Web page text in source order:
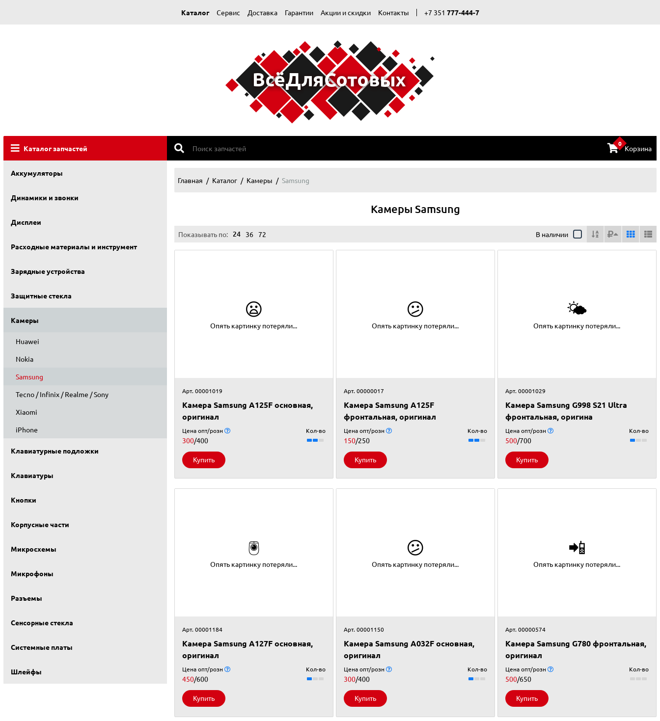
Каталог Сервис Доставка Гарантии Акции и скидки Контакты +7 351 777-444-7
Каталог запчастей
0
Корзина
Аккумуляторы
Динамики и звонки
Дисплеи
Расходные материалы и инструмент
Зарядные устройства
Защитные стекла
Камеры
Huawei
Nokia
Samsung
Tecno / Infinix / Realme / Sony
Xiaomi
iPhone
Клавиатурные подложки
Клавиатуры
Кнопки
Корпусные части
Микросхемы
Микрофоны
Разъемы
Сенсорные стекла
Системные платы
Шлейфы
Главная Каталог Камеры Samsung
Камеры Samsung
Показывать по: 24 36 72 В наличии
😦
Опять картинку потеряли...
Арт. 00001019
Камера Samsung A125F основная,
оригинал
Цена опт/розн
300/400
Кол-во
Купить
😕
Опять картинку потеряли...
Арт. 00000017
Камера Samsung A125F
фронтальная, оригинал
Цена опт/розн
150/250
Кол-во
Купить
🌤
Опять картинку потеряли...
Арт. 00001029
Камера Samsung G998 S21 Ultra
фронтальная, оригина
Цена опт/розн
500/700
Кол-во
Купить
🖲
Опять картинку потеряли...
Арт. 00001184
Камера Samsung A127F основная,
оригинал
Цена опт/розн
450/600
Кол-во
Купить
😕
Опять картинку потеряли...
Арт. 00001150
Камера Samsung A032F основная,
оригинал
Цена опт/розн
300/400
Кол-во
Купить
📲
Опять картинку потеряли...
Арт. 00000574
Камера Samsung G780 фронтальная,
оригинал
Цена опт/розн
500/650
Кол-во
Купить